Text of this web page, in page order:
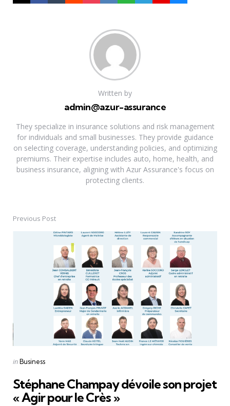
Written by
admin@azur-assurance
They specialize in insurance solutions and risk management
for individuals and small businesses. They provide guidance
on selecting coverage, understanding policies, and optimizing
premiums. Their expertise includes auto, home, health, and
business insurance, aligning with Azur Assurance's focus on
protecting clients.
Post
navigation
Previous Post
Posted
inBusiness
Stéphane Champay dévoile son projet
« Agir pour le Crès »